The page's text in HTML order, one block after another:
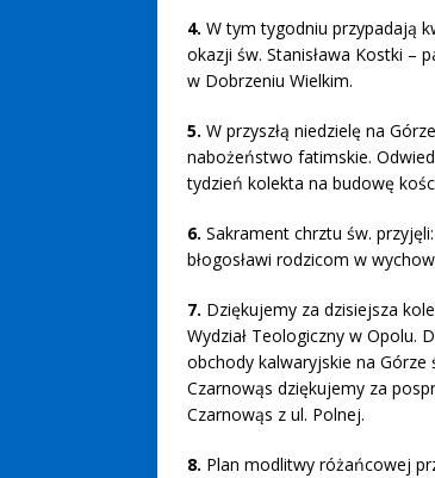
4. W tym tygodniu przypadają
okazji św. Stanisława Kostki –
w Dobrzeniu Wielkim.
5. W przyszłą niedzielę na
nabożeństwo fatimskie.
tydzień kolekta na budowę
6. Sakrament chrztu św.
błogosławi rodzicom w
7. Dziękujemy za dzisiejsza
Wydział Teologiczny w Opolu.
obchody kalwaryjskie na
Czarnowąs dziękujemy za
Czarnowąs z ul. Polnej.
8. Plan modlitwy różańcowej